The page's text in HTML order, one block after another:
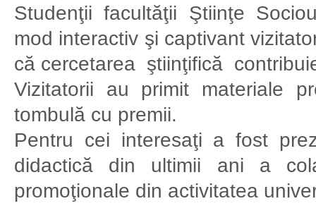
Studenţii facultăţii Ştiinţe
mod interactiv şi captivant
că cercetarea ştiinţifică
Vizitatorii au primit materiale
tombulă cu premii.
Pentru cei interesaţi a fost
didactică din ultimii ani a
promoţionale din activitatea